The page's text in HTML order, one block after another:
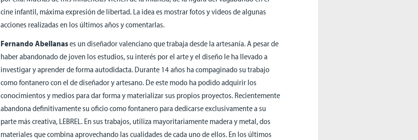
cine infantil, máxima expresión de libertad. La idea es mostrar fotos y videos de algunas
acciones realizadas en los últimos años y comentarlas.
Fernando Abellanases un diseñador valenciano que trabaja desde la artesanía. A pesar de
haber abandonado de joven los estudios, su interés por el arte y el diseño le ha llevado a
investigar y aprender de forma autodidacta. Durante 14 años ha compaginado su trabajo
como fontanero con el de diseñador y artesano. De este modo ha podido adquirir los
conocimientos y medios para dar forma y materializar sus propios proyectos. Recientemente
abandona definitivamente su oficio como fontanero para dedicarse exclusivamente a su
parte más creativa, LEBREL. En sus trabajos, utiliza mayoritariamente madera y metal, dos
materiales que combina aprovechando las cualidades de cada uno de ellos. En los últimos